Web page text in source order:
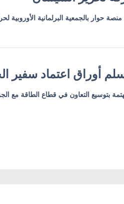
حوار بالجمعية البرلمانية الأوروبية
أوراق اعتماد سفير
بتوسيع التعاون في قطاع الطاقة مع